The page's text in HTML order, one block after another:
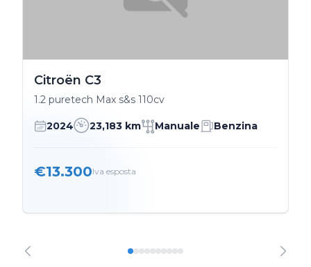
Citroën C3
1.2 puretech Max s&s 110cv
2024 23,183 km Manuale Benzina
€13.300Iva esposta